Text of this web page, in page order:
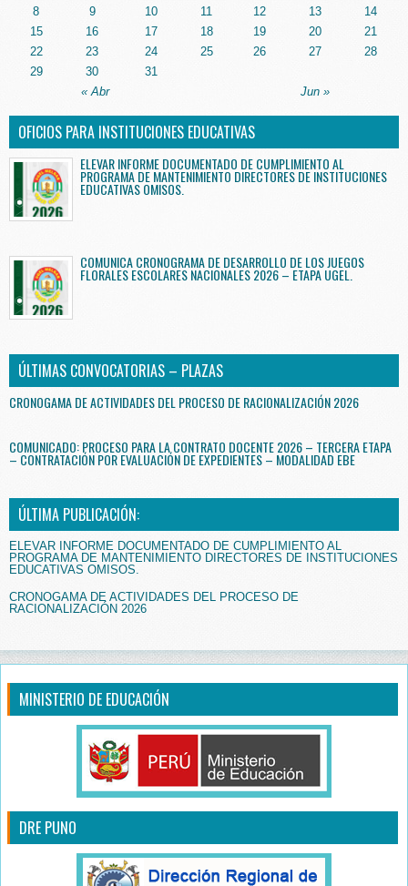
« Abr Jun »
8
9 10 11 12 13
14
15
16 17 18 19 20
21
22
23 24 25 26 27
28
29
30 31
OFICIOS PARA INSTITUCIONES EDUCATIVAS
ELEVAR INFORME DOCUMENTADO DE CUMPLIMIENTO AL
PROGRAMA DE MANTENIMIENTO DIRECTORES DE INSTITUCIONES
EDUCATIVAS OMISOS.
COMUNICA CRONOGRAMA DE DESARROLLO DE LOS JUEGOS
FLORALES ESCOLARES NACIONALES 2026 – ETAPA UGEL.
ÚLTIMAS CONVOCATORIAS – PLAZAS
CRONOGAMA DE ACTIVIDADES DEL PROCESO DE RACIONALIZACIÓN 2026
COMUNICADO: PROCESO PARA LA CONTRATO DOCENTE 2026 – TERCERA ETAPA
– CONTRATACIÓN POR EVALUACIÓN DE EXPEDIENTES – MODALIDAD EBE
ÚLTIMA PUBLICACIÓN:
ELEVAR INFORME DOCUMENTADO DE CUMPLIMIENTO AL
PROGRAMA DE MANTENIMIENTO DIRECTORES DE INSTITUCIONES
EDUCATIVAS OMISOS.
CRONOGAMA DE ACTIVIDADES DEL PROCESO DE
RACIONALIZACIÓN 2026
MINISTERIO DE EDUCACIÓN
DRE PUNO